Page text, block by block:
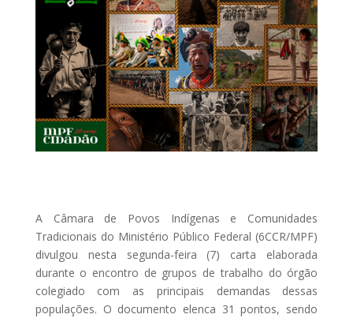
A Câmara de Povos Indígenas e Comunidades
Tradicionais do Ministério Público Federal (6CCR/MPF)
divulgou nesta segunda-feira (7) carta elaborada
durante o encontro de grupos de trabalho do órgão
colegiado com as principais demandas dessas
populações. O documento elenca 31 pontos, sendo